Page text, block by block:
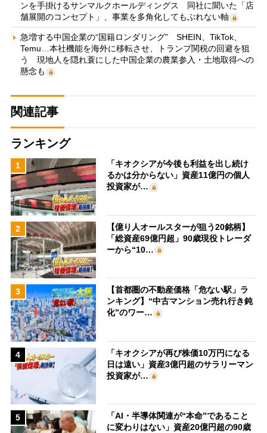
ンを手掛けるサンマルクホールディングス 同社に聞いた「店
舗展開のコンセプト」、事業を多角化してもぶれない軸
急増する中国企業の“国籍ロンダリング” SHEIN、TikTok、
Temu…本社機能を海外に移転させ、トランプ関税の回避を狙
う 現地人を隠れ蓑にした中国企業の農業参入・土地取得への
懸念も
関連記事
ランキング
1
「キオクシアが今後も利益を出し続け
るかは分からない」資産11億円の個人
投資家が…
2
【億り人オールスターが狙う20銘柄】
「総資産69億円超」90歳現役トレーダ
ーから“10…
3
【首都圏の不動産価格「危ない駅」ラ
ンキング】“中古マンション売れ行き鈍
化”のワー…
4
「キオクシアが再び株価10万円になる
日は遠い」資産3億円超のサラリーマン
投資家が…
5
「AI・半導体関連が“本命”であること
に変わりはない」資産20億円超の90歳